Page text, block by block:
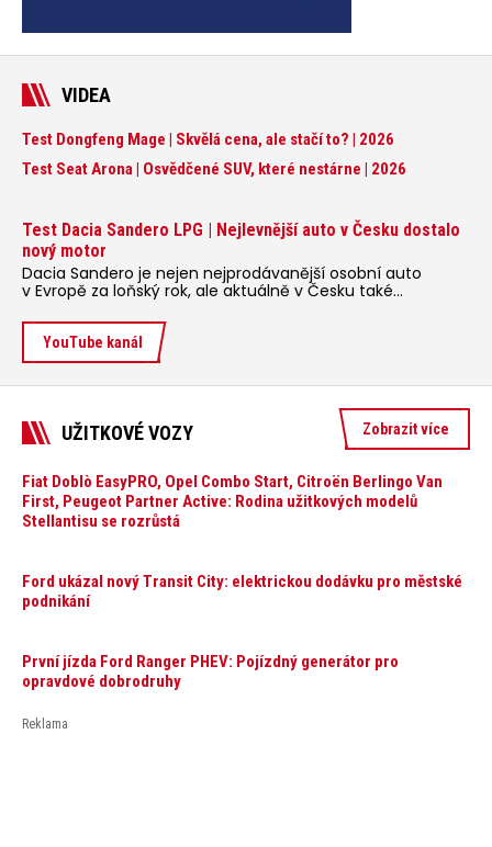
VIDEA
Test Dongfeng Mage | Skvělá cena, ale stačí to? | 2026
Test Seat Arona | Osvědčené SUV, které nestárne | 2026
Test Dacia Sandero LPG | Nejlevnější auto v Česku dostalo
nový motor
Dacia Sandero je nejen nejprodávanější osobní auto
v Evropě za loňský rok, ale aktuálně v Česku také
Dacia se také jako jedna z posledních značek nevzdala
pohonu na LPG a vyvíjí v tomto směru i novinky, z nichž
jednu jsme vyzkoušeli právě v modelu Sandero.
YouTube kanál
UŽITKOVÉ VOZY Zobrazit více
Fiat Doblò EasyPRO, Opel Combo Start, Citroën Berlingo Van
First, Peugeot Partner Active: Rodina užitkových modelů
Stellantisu se rozrůstá
Ford ukázal nový Transit City: elektrickou dodávku pro městské
podnikání
První jízda Ford Ranger PHEV: Pojízdný generátor pro
opravdové dobrodruhy
Reklama